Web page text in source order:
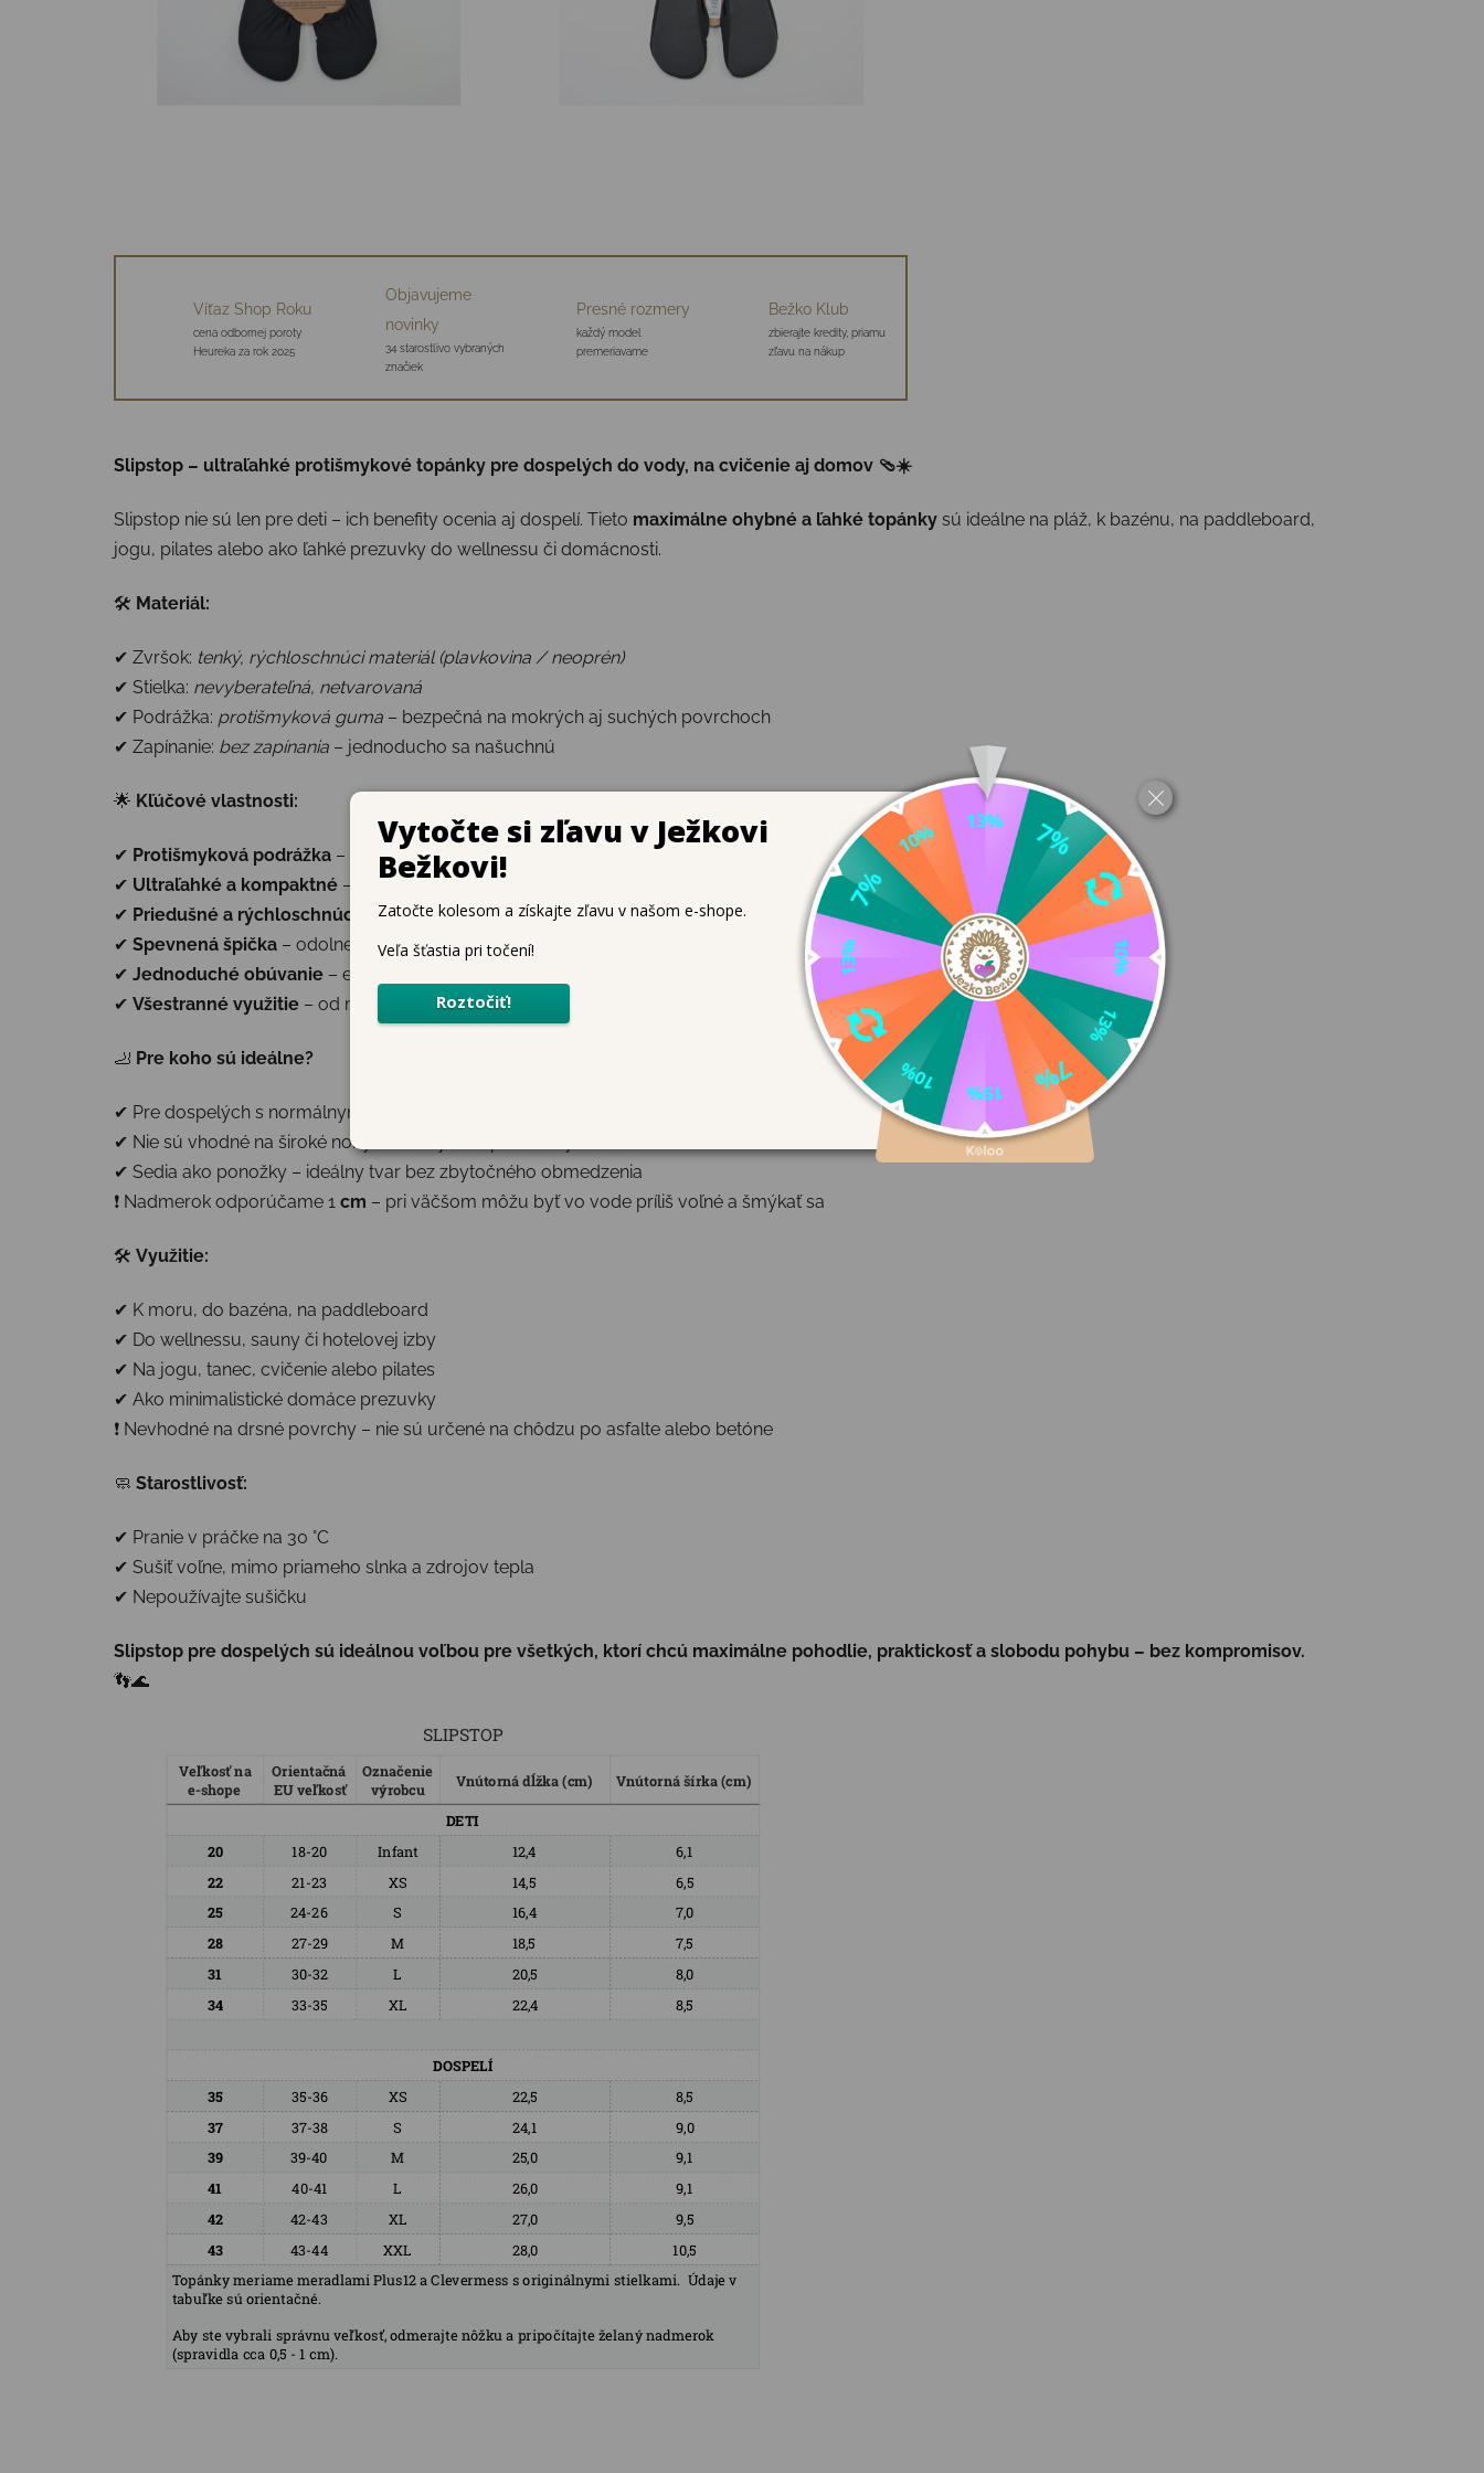
Víťaz Shop Roku
cena odbornej poroty
Heureka za rok 2025
Objavujeme
novinky
34 starostlivo vybraných
značiek
Presné rozmery
každý model
premeriavame
Bežko Klub
zbierajte kredity, priamu
zľavu na nákup
Slipstop – ultraľahké protišmykové topánky pre dospelých do vody, na cvičenie aj domov 🩴☀️
Slipstop nie sú len pre deti – ich benefity ocenia aj dospelí. Tieto maximálne ohybné a ľahké topánky sú ideálne na pláž, k bazénu, na paddleboard,
jogu, pilates alebo ako ľahké prezuvky do wellnessu či domácnosti.
🛠 Materiál:
✔ Zvršok: tenký, rýchloschnúci materiál (plavkovina / neoprén)
✔ Stielka: nevyberateľná, netvarovaná
✔ Podrážka: protišmyková guma – bezpečná na mokrých aj suchých povrchoch
✔ Zapínanie: bez zapínania – jednoducho sa našuchnú
🌟 Kľúčové vlastnosti:
✔ Protišmyková podrážka – zvyšuje stabilitu na mokrom povrchu
✔ Ultraľahké a kompaktné – ideálne do batožiny, športovej tašky či kabelky
✔ Priedušné a rýchloschnúce
– komfort aj v horúcich dňoch
✔ Spevnená špička – odolnejšia proti oderu
✔ Jednoduché obúvanie – elastický okraj netlačí, pohodlne sa prispôsobí
✔ Všestranné využitie – od mora až po domáci relax
🦶 Pre koho sú ideálne?
✔ Pre dospelých s normálnymi až užšími chodidlami
✔ Nie sú vhodné na široké nohy alebo vysoké priehlavky
✔ Sedia ako ponožky – ideálny tvar bez zbytočného obmedzenia
❗ Nadmerok odporúčame 1 cm – pri väčšom môžu byť vo vode príliš voľné a šmýkať sa
🛠 Využitie:
✔ K moru, do bazéna, na paddleboard
✔ Do wellnessu, sauny či hotelovej izby
✔ Na jogu, tanec, cvičenie alebo pilates
✔ Ako minimalistické domáce prezuvky
❗ Nevhodné na drsné povrchy – nie sú určené na chôdzu po asfalte alebo betóne
🧼 Starostlivosť:
✔ Pranie v práčke na 30 °C
✔ Sušiť voľne, mimo priameho slnka a zdrojov tepla
✔ Nepoužívajte sušičku
Slipstop pre dospelých sú ideálnou voľbou pre všetkých, ktorí chcú maximálne pohodlie, praktickosť a slobodu pohybu – bez kompromisov.
👣🌊